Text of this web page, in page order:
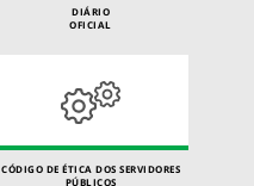
DIÁRIO
OFICIAL
CÓDIGO DE ÉTICA DOS SERVIDORES
PÚBLICOS